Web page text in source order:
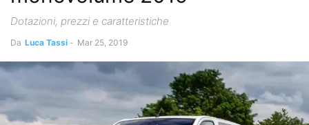
Dotazioni, prezzi e caratteristiche
Da Luca Tassi - Mar 25, 2019